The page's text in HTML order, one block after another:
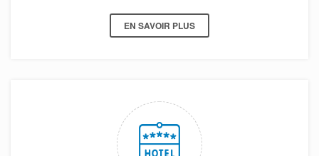
EN SAVOIR PLUS